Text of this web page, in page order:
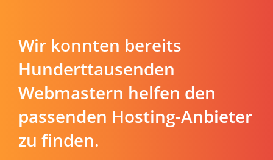
Wir konnten bereits
Hunderttausenden
Webmastern helfen den
passenden Hosting-Anbieter
zu finden.